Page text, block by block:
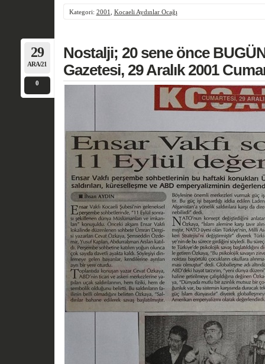
Kategori: 2001 Kocaeli Aydınlar Ocağı
29
ARA/21
0
Nostalji; 20 sene önce
Gazetesi, 29 Aralık 2001